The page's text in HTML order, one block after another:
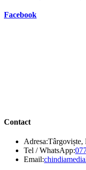
Facebook
Contact
Adresa:Târgoviște,
Tel / WhatsApp:
Email: